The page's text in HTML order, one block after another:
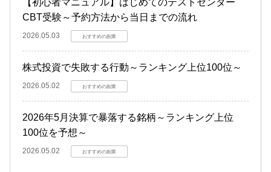
【初心者マニュアル】はじめてのテストセンター
CBT受験～予約方法から当日までの流れ
2026.05.03 おすすめの副業
株式投資で失敗する行動～ランキング上位100位～
2026.05.02 おすすめの副業
2026年5月決算で暴落する銘柄～ランキング上位
100位を予想～
2026.05.02 おすすめの副業